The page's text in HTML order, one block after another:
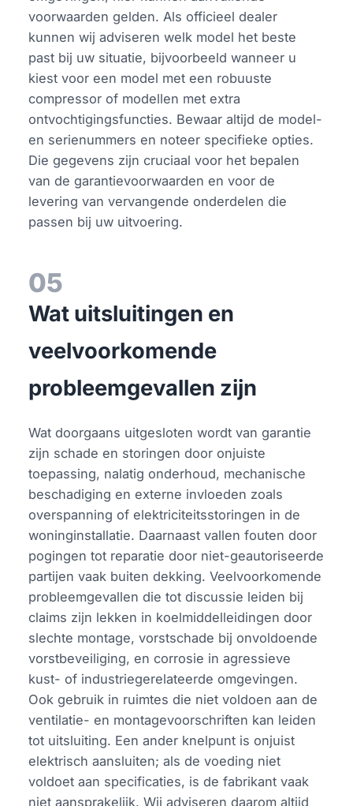
voorwaarden gelden. Als officieel dealer
kunnen wij adviseren welk model het beste
past bij uw situatie, bijvoorbeeld wanneer u
kiest voor een model met een robuuste
compressor of modellen met extra
ontvochtigingsfuncties. Bewaar altijd de model-
en serienummers en noteer specifieke opties.
Die gegevens zijn cruciaal voor het bepalen
van de garantievoorwaarden en voor de
levering van vervangende onderdelen die
passen bij uw uitvoering.
05
Wat uitsluitingen en
veelvoorkomende
probleemgevallen zijn
Wat doorgaans uitgesloten wordt van garantie
zijn schade en storingen door onjuiste
toepassing, nalatig onderhoud, mechanische
beschadiging en externe invloeden zoals
overspanning of elektriciteitsstoringen in de
woninginstallatie. Daarnaast vallen fouten door
pogingen tot reparatie door niet-geautoriseerde
partijen vaak buiten dekking. Veelvoorkomende
probleemgevallen die tot discussie leiden bij
claims zijn lekken in koelmiddelleidingen door
slechte montage, vorstschade bij onvoldoende
vorstbeveiliging, en corrosie in agressieve
kust- of industriegerelateerde omgevingen.
Ook gebruik in ruimtes die niet voldoen aan de
ventilatie- en montagevoorschriften kan leiden
tot uitsluiting. Een ander knelpunt is onjuist
elektrisch aansluiten; als de voeding niet
voldoet aan specificaties, is de fabrikant vaak
niet aansprakelijk. Wij adviseren daarom altijd